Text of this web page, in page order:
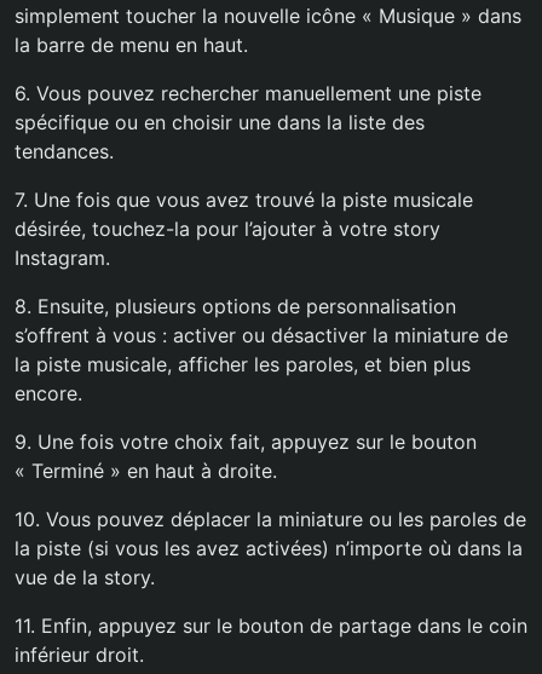
simplement toucher la nouvelle icône « Musique » dans
la barre de menu en haut.
6. Vous pouvez rechercher manuellement une piste
spécifique ou en choisir une dans la liste des
tendances.
7. Une fois que vous avez trouvé la piste musicale
désirée, touchez-la pour l’ajouter à votre story
Instagram.
8. Ensuite, plusieurs options de personnalisation
s’offrent à vous : activer ou désactiver la miniature de
la piste musicale, afficher les paroles, et bien plus
encore.
9. Une fois votre choix fait, appuyez sur le bouton
« Terminé » en haut à droite.
10. Vous pouvez déplacer la miniature ou les paroles de
la piste (si vous les avez activées) n’importe où dans la
vue de la story.
11. Enfin, appuyez sur le bouton de partage dans le coin
inférieur droit.